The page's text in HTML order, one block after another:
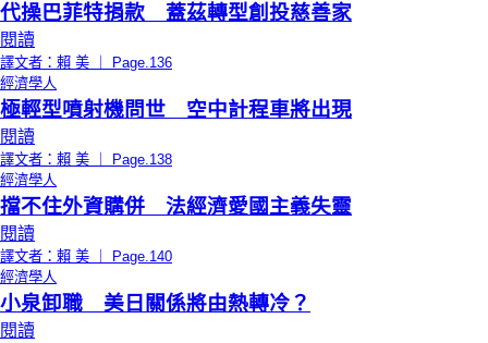
代操巴菲特捐款 蓋茲轉型創投慈善家
閱讀
譯文者：賴 美 ｜ Page.136
經濟學人
極輕型噴射機問世 空中計程車將出現
閱讀
譯文者：賴 美 ｜ Page.138
經濟學人
擋不住外資購併 法經濟愛國主義失靈
閱讀
譯文者：賴 美 ｜ Page.140
經濟學人
小泉卸職 美日關係將由熱轉冷？
閱讀